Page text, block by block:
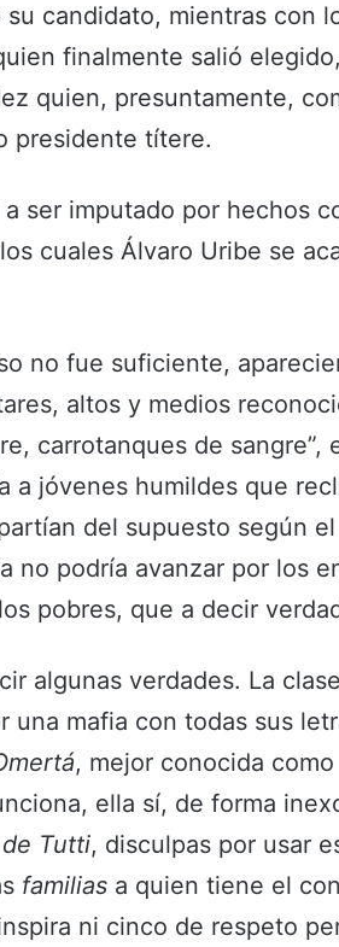
candidato, mientras con
finalmente salió
quien, presuntamente,
presidente títere.
ser imputado por hechos
cuales Álvaro Uribe se
no fue suficiente,
altos y medios
carrotanques de sangre”,
a jóvenes humildes que
del supuesto según
no podría avanzar por los
pobres, que a decir
algunas verdades. La
una mafia con todas sus
, mejor conocida
ella sí, de forma
Tutti, disculpas por usar
familias a quien tiene el
ni cinco de respeto